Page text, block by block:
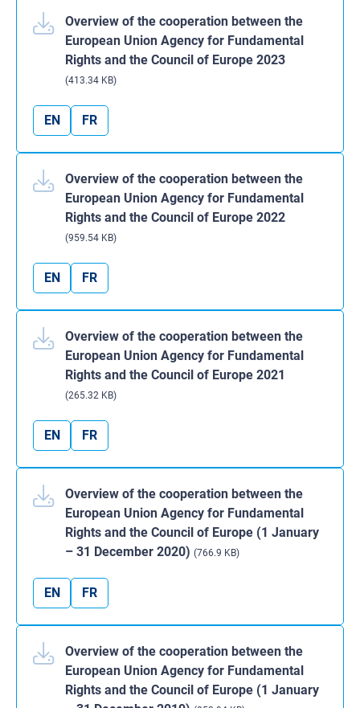
Overview of the cooperation between the
European Union Agency for Fundamental
Rights and the Council of Europe 2023
(413.34 KB)
EN FR
Overview of the cooperation between the
European Union Agency for Fundamental
Rights and the Council of Europe 2022
(959.54 KB)
EN FR
Overview of the cooperation between the
European Union Agency for Fundamental
Rights and the Council of Europe 2021
(265.32 KB)
EN FR
Overview of the cooperation between the
European Union Agency for Fundamental
Rights and the Council of Europe (1 January
– 31 December 2020) (766.9 KB)
EN FR
Overview of the cooperation between the
European Union Agency for Fundamental
Rights and the Council of Europe (1 January